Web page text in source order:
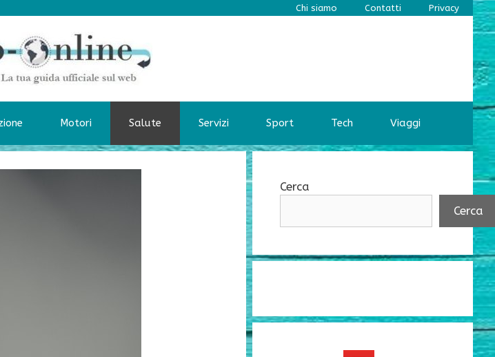
Chi siamo Contatti Privacy
Motori Salute Servizi Sport Tech Viaggi
Cerca
Cerca